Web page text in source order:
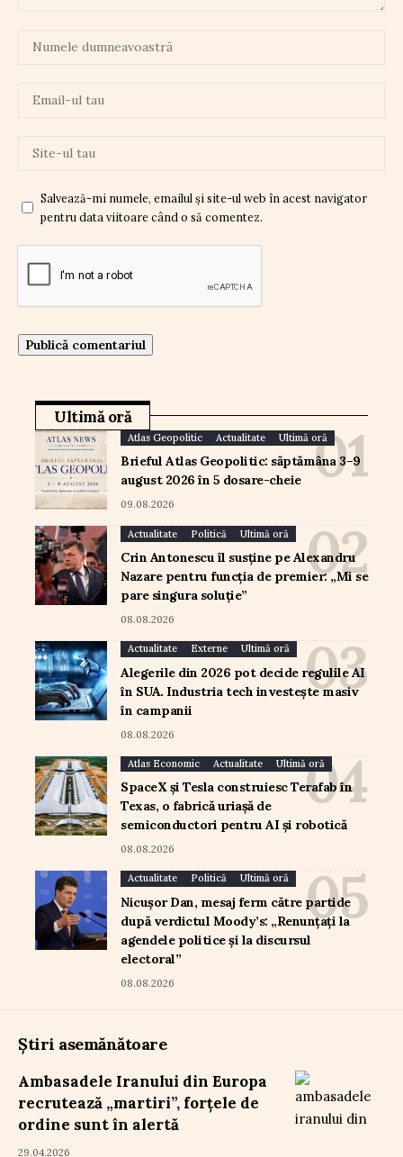
Salvează-mi numele, emailul și site-ul web în acest navigator
pentru data viitoare când o să comentez.
Ultimă oră
Atlas Geopolitic Actualitate Ultimă oră
Brieful Atlas Geopolitic: săptămâna 3–9
august 2026 în 5 dosare-cheie
09.08.2026
Actualitate Politică Ultimă oră
Crin Antonescu îl susține pe Alexandru
Nazare pentru funcția de premier: „Mi se
pare singura soluție”
08.08.2026
Actualitate Externe Ultimă oră
Alegerile din 2026 pot decide regulile AI
în SUA. Industria tech investește masiv
în campanii
08.08.2026
Atlas Economic Actualitate Ultimă oră
SpaceX și Tesla construiesc Terafab în
Texas, o fabrică uriașă de
semiconductori pentru AI și robotică
08.08.2026
Actualitate Politică Ultimă oră
Nicușor Dan, mesaj ferm către partide
după verdictul Moody’s: „Renunțați la
agendele politice și la discursul
electoral”
08.08.2026
Știri asemănătoare
Ambasadele Iranului din Europa
recrutează „martiri”, forțele de
ordine sunt în alertă
29.04.2026